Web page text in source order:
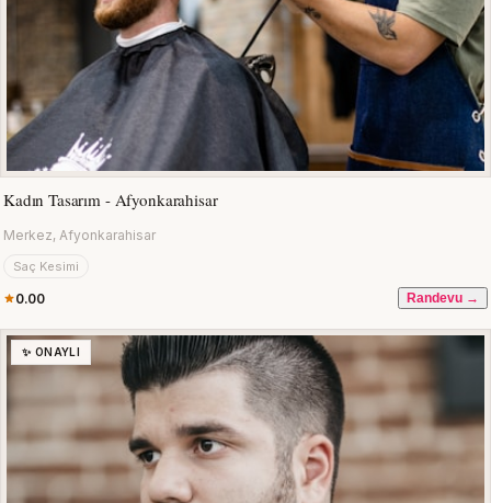
Kadın Tasarım - Afyonkarahisar
Merkez, Afyonkarahisar
Saç Kesimi
0.00 Randevu →
✨ ONAYLI